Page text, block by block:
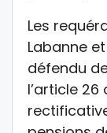
Les
Labanne
défendu
l’article